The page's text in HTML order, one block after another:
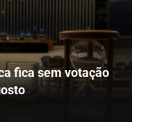
fica sem votação